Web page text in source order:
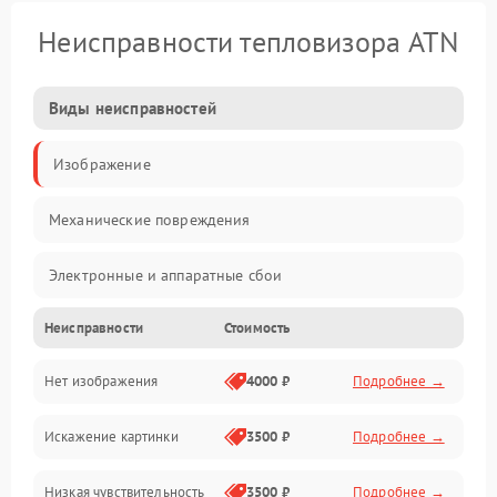
Неисправности тепловизора ATN
Виды неисправностей
Изображение
Механические повреждения
Электронные и аппаратные сбои
Неисправности сенсора и оптики
Программные ошибки
Электропитание
Неисправности Стоимость
Нет изображения 4000 ₽ Подробнее →
Искажение картинки 3500 ₽ Подробнее →
Низкая чувствительность 3500 ₽ Подробнее →